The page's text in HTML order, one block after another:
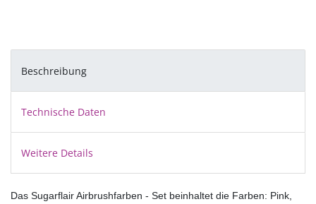
Beschreibung
Technische Daten
Weitere Details
Das Sugarflair Airbrushfarben - Set beinhaltet die Farben: Pink,